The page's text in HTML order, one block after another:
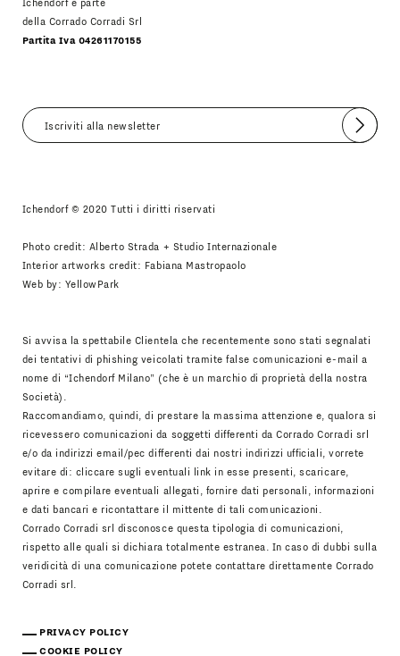
Ichendorf è parte
della Corrado Corradi Srl
Partita Iva 04261170155
Invia
Ichendorf © 2020 Tutti i diritti riservati
Photo credit: Alberto Strada + Studio Internazionale
Interior artworks credit: Fabiana Mastropaolo
Web by: YellowPark
Si avvisa la spettabile Clientela che recentemente sono stati segnalati
dei tentativi di phishing veicolati tramite false comunicazioni e-mail a
nome di “Ichendorf Milano” (che è un marchio di proprietà della nostra
Società).
Raccomandiamo, quindi, di prestare la massima attenzione e, qualora si
ricevessero comunicazioni da soggetti differenti da Corrado Corradi srl
e/o da indirizzi email/pec differenti dai nostri indirizzi ufficiali, vorrete
evitare di: cliccare sugli eventuali link in esse presenti, scaricare,
aprire e compilare eventuali allegati, fornire dati personali, informazioni
e dati bancari e ricontattare il mittente di tali comunicazioni.
Corrado Corradi srl disconosce questa tipologia di comunicazioni,
rispetto alle quali si dichiara totalmente estranea. In caso di dubbi sulla
veridicità di una comunicazione potete contattare direttamente Corrado
Corradi srl.
PRIVACY POLICY
COOKIE POLICY